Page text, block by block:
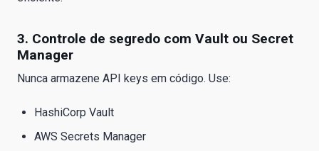
3. Controle de segredo com Vault ou Secret
Manager
Nunca armazene API keys em código. Use:
HashiCorp Vault
AWS Secrets Manager